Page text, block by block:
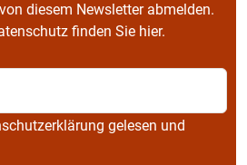
diesem Newsletter abmelden.
finden Sie hier.
gelesen und